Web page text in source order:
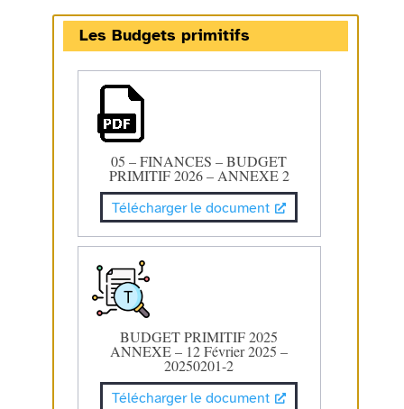
Les Budgets primitifs
05 – FINANCES – BUDGET
PRIMITIF 2026 – ANNEXE 2
Télécharger le document
BUDGET PRIMITIF 2025
ANNEXE – 12 Février 2025 –
20250201-2
Télécharger le document